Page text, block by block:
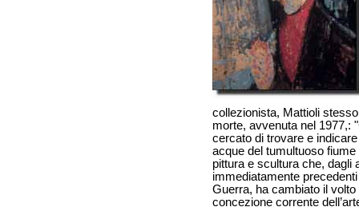
collezionista, Mattioli
morte, avvenuta nel 1977,:
cercato di trovare e
acque del tumultuoso fiume
pittura e scultura che, dagli
immediatamente
Guerra, ha cambiato il volto
concezione corrente